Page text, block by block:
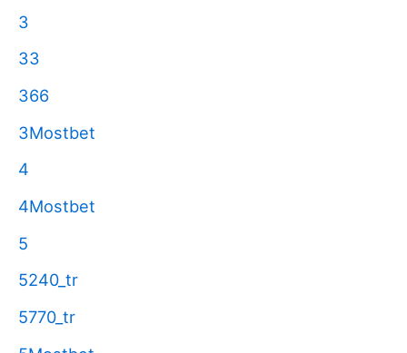
3
33
366
3Mostbet
4
4Mostbet
5
5240_tr
5770_tr